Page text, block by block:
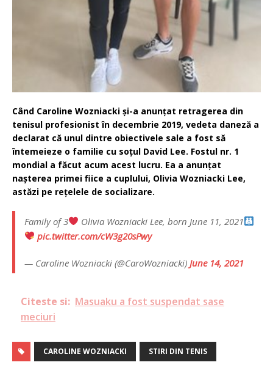
Când Caroline Wozniacki și-a anunțat retragerea din
tenisul profesionist în decembrie 2019, vedeta daneză a
declarat că unul dintre obiectivele sale a fost să
întemeieze o familie cu soțul David Lee. Fostul nr. 1
mondial a făcut acum acest lucru. Ea a anunțat
nașterea primei fiice a cuplului, Olivia Wozniacki Lee,
astăzi pe rețelele de socializare.
Family of 3
Olivia Wozniacki Lee, born June 11, 2021
pic.twitter.com/cW3g20sPwy
— Caroline Wozniacki (@CaroWozniacki) June 14, 2021
Citeste si: Masuaku a fost suspendat sase
meciuri
CAROLINE WOZNIACKI STIRI DIN TENIS